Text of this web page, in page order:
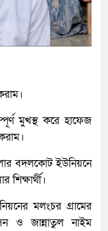
মুখস্থ করে হাফেজ
বদলকোট ইউনিয়নে
শিক্ষার্থী।
মলংচর গ্রামের
ও জান্নাতুল নাইম